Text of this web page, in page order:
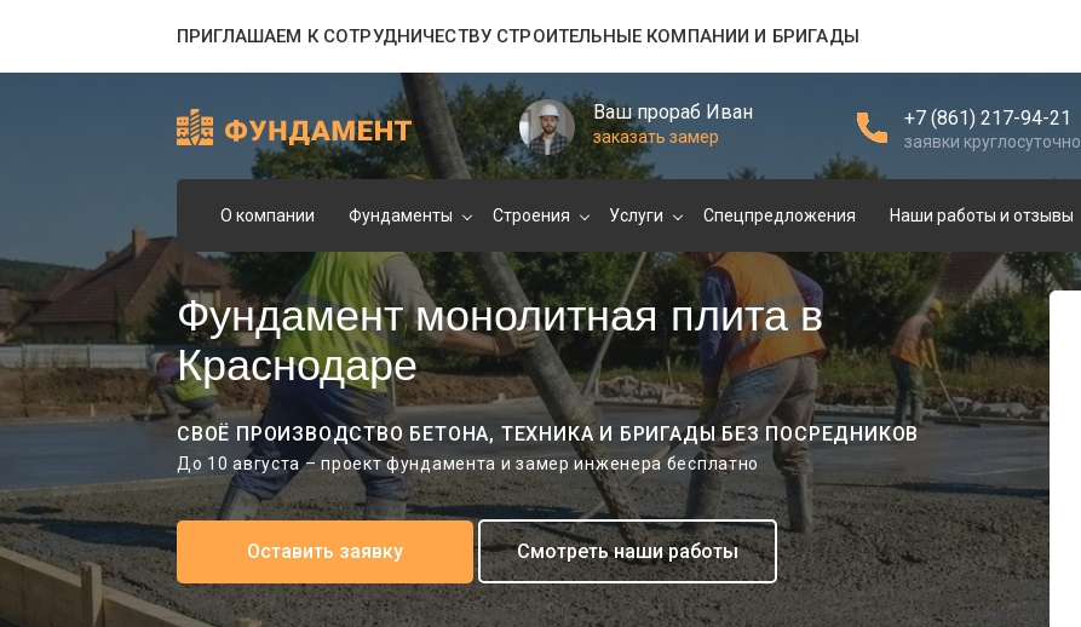
ПРИГЛАШАЕМ К СОТРУДНИЧЕСТВУ СТРОИТЕЛЬНЫЕ КОМПАНИИ И БРИГАДЫ
Ваш прораб Иван
заказать замер
+7 (861) 217-94-21
заявки круглосуточно
О компании Фундаменты Строения Услуги Спецпредложения Наши работы и отзывы
Фундамент монолитная плита в
Краснодаре
СВОЁ ПРОИЗВОДСТВО БЕТОНА, ТЕХНИКА И БРИГАДЫ БЕЗ ПОСРЕДНИКОВ
До 10 августа – проект фундамента и замер инженера бесплатно
Оставить заявку Смотреть наши работы